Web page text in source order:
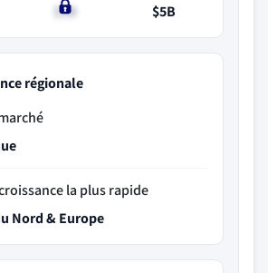
$3B
$5B
régionale
la plus rapide
Nord & Europe